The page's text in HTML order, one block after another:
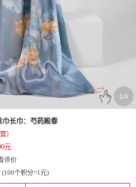
1 /4
巾长巾：芍药殿春
）
元
评价
个积分=1元)